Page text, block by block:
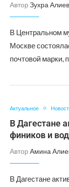
Автор Зухра
В Центральном
Москве
почтовой марки,
Актуальное
В Дагестане
фиников и
Автор Амина
В Дагестане